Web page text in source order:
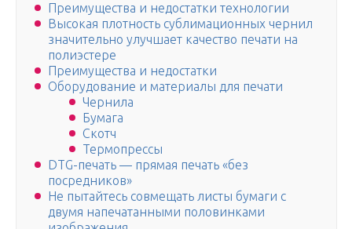
Преимущества и недостатки технологии
Высокая плотность сублимационных чернил
значительно улучшает качество печати на
полиэстере
Преимущества и недостатки
Оборудование и материалы для печати
Чернила
Бумага
Скотч
Термопрессы
DTG-печать — прямая печать «без
посредников»
Не пытайтесь совмещать листы бумаги с
двумя напечатанными половинками